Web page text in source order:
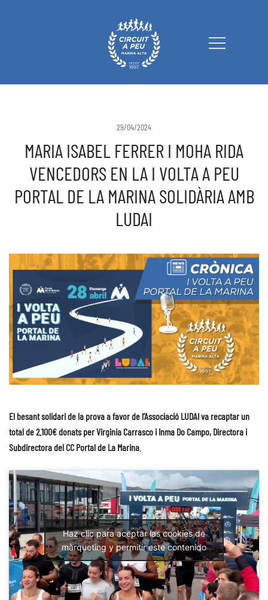
Circuit a Peu Marina Alta
29/04/2024
MARIA ISABEL FERRER I MOHA RIDA
VENCEDORS EN LA I VOLTA A PEU
PORTAL DE LA MARINA SOLIDÀRIA AMB
LUDAI
El besant solidari de la prova a favor de l’Associació LUDAI va recaptar un
total de 2.100€ donats per Virginia Carrasco i Inma Do Campo, Directora i
Subdirectora del CC Portal de La Marina
Haz clic para aceptar las cookies de
màrqueting y permitir este contenido